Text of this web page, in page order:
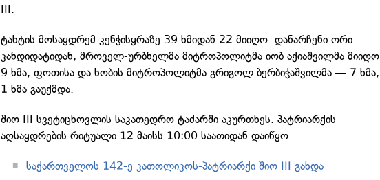
III.
ტახტის მოსაყდრემ კენჭისყრაზე 39 ხმიდან 22 მიიღო. დანარჩენი ორი
კანდიდატიდან, მროველ-ურბნელმა მიტროპოლიტმა იობ აქიაშვილმა მიიღო
9 ხმა, ფოთისა და ხობის მიტროპოლიტმა გრიგოლ ბერბიჭაშვილმა — 7 ხმა,
1 ხმა გაუქმდა.
შიო III სვეტიცხოვლის საკათედრო ტაძარში აკურთხეს. პატრიარქის
აღსაყდრების რიტუალი 12 მაისს 10:00 საათიდან დაიწყო.
საქართველოს 142-ე კათოლიკოს-პატრიარქი შიო III გახდა